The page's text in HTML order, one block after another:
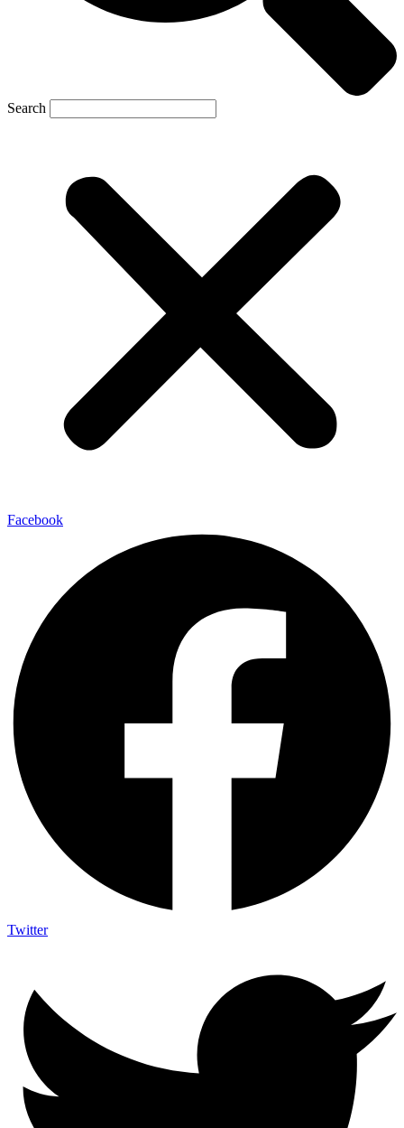
Search
Facebook
Twitter